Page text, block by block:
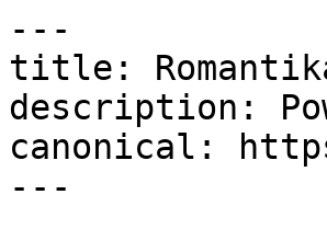
---
title:
description:
canonical:
---